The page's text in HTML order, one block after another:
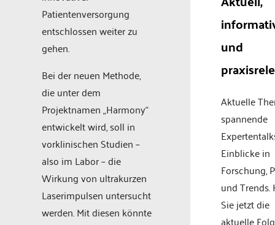
Patientenversorgung
entschlossen weiter zu
gehen.
Bei der neuen Methode,
die unter dem
Projektnamen „Harmony“
entwickelt wird, soll in
vorklinischen Studien –
also im Labor – die
Wirkung von ultrakurzen
Laserimpulsen untersucht
werden. Mit diesen könnte
und
Aktuelle
spannende
Einblicke in
Forschung,
und Trends.
Sie jetzt die
aktuelle